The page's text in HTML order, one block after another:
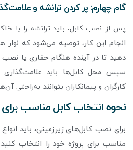
گام چهارم: پر کردن ترانشه و
پس از نصب کابل، باید ترانشه را با
انجام این کار، توصیه می‌شود که نوار
دهید تا در آینده هنگام حفاری یا
سپس محل کابل‌ها باید
کارگران و پیمانکاران بتوانند به‌راحتی
نحوه انتخاب کابل مناسب
برای نصب کابل‌های زیرزمینی، باید
مناسب برای پروژه خود را انتخاب